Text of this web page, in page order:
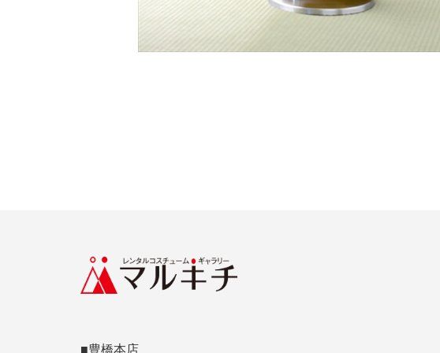
■豊橋本店